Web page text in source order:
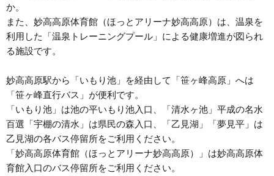
か。
また、妙高高原体育館（ほっとアリーナ妙高高原）は、温泉を
利用した「温泉トレーニングプール」による健康増進が図られ
る施設です。
妙高高原駅から「いもり池」を経由して「笹ヶ峰高原」へは
「笹ヶ峰直行バス」が便利です。
「いもり池」は池の平いもり池入口、「清水ヶ池」平成の名水
百選「宇棚の清水」は県民の森入口、「乙見湖」「夢見平」は
乙見湖の各バス停留所をご利用ください。
「妙高高原体育館（ほっとアリーナ妙高高原）」は妙高高原体
育館入口のバス停留所をご利用ください。